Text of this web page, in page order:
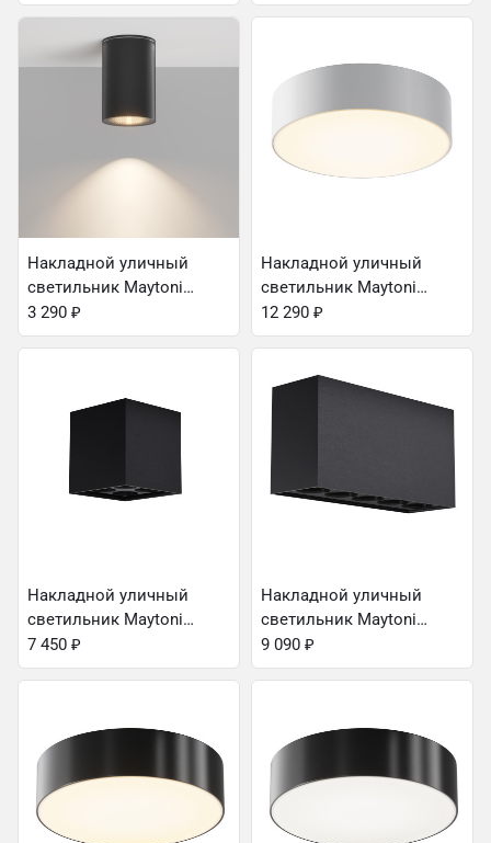
Накладной уличный
светильник Maytoni
O307CL-01B
3 290 ₽
Накладной уличный
светильник Maytoni
O431CL-L30W3K
12 290 ₽
Накладной уличный
светильник Maytoni
O309CL-L8GF3K
7 450 ₽
Накладной уличный
светильник Maytoni
O309CL-L10GF3K
9 090 ₽